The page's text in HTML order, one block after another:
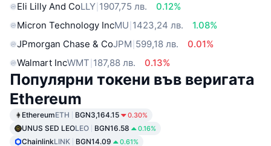
Eli Lilly And CoLLY 1907,75 лв.
0.12%
Micron Technology IncMU 1423,24 лв.
1.08%
JPmorgan Chase & CoJPM 599,18 лв.
0.01%
Walmart IncWMT 187,88 лв. 0.13%
Популярни токени във веригата
Ethereum
EthereumETH BGN3,164.15 0.30%
UNUS SED LEOLEO BGN16.58 0.16%
ChainlinkLINK BGN14.09 0.61%